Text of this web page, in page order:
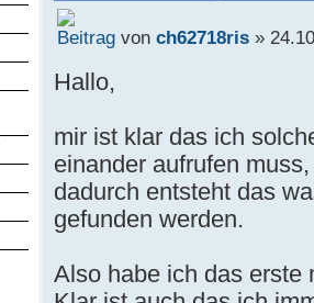
von ch62718ris»
Hallo,
mir ist klar das ich
einander aufrufen
dadurch entsteht das
gefunden werden.
Also habe ich das erste